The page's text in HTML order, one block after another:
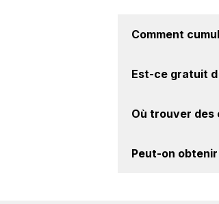
Comment
cashback,
Est-ce gratuit
marque Guess.
Où trouver des
découvrez si des
Peut-on